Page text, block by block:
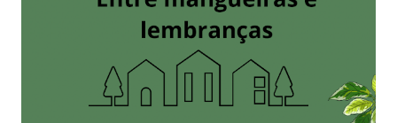
acompanham desde sempre. Ou seria eu quem as
acompanha? Ao meu redor: livros, cadernos - dezenas
deles! Vejo também o momento em que as páginas das
telinhas passaram a me fazer companhia, lado a lado com
aquelas escritas à mão. Vieram os grupos, as comunidades...